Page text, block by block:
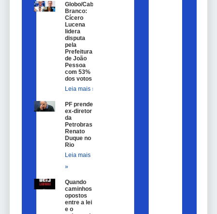
Globo/Cabo
Branco:
Cícero
Lucena
lidera
disputa
pela
Prefeitura
de João
Pessoa
com 53%
dos votos
Leia mais »
PF prende
ex-diretor
da
Petrobras
Renato
Duque no
Rio
Leia mais
»
Quando
caminhos
opostos
entre a lei
e o